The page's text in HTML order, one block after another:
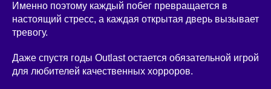
Именно поэтому каждый побег превращается в
настоящий стресс, а каждая открытая дверь вызывает
тревогу.
Даже спустя годы Outlast остается обязательной игрой
для любителей качественных хорроров.